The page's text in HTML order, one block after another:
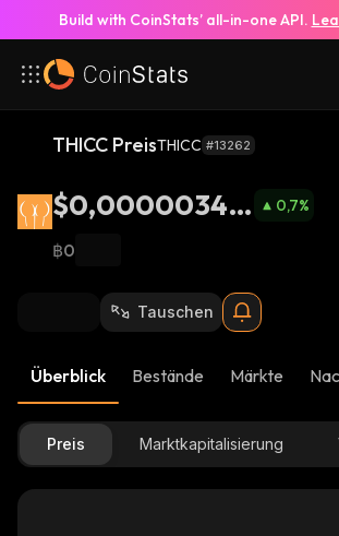
Build with CoinStats’ all-in-one API.
THICC PreisTHICC #13262
$0,00000349
5
0,7%
฿0
Tauschen
Überblick Bestände Märkte
Preis Marktkapitalisierung